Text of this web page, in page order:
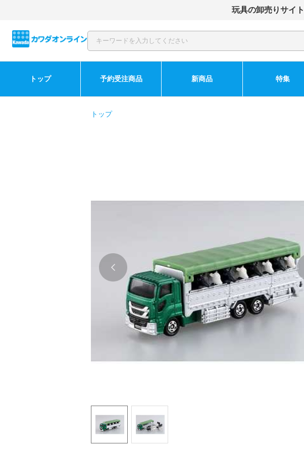
玩具の卸売りサイト
トップ 予約受注商品 新商品 特集
トップ